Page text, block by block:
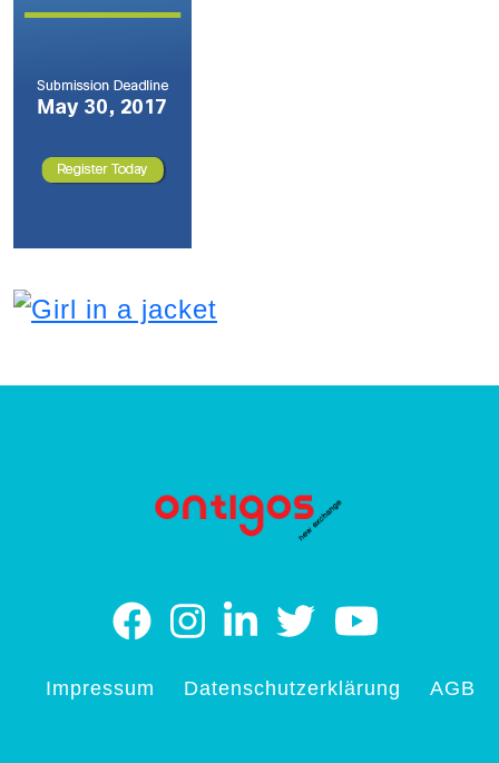
Impressum Datenschutzerklärung AGB